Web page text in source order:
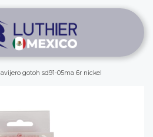
gotoh sd91-05ma 6r nickel